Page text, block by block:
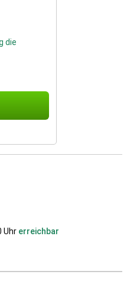
die
Uhr erreichbar